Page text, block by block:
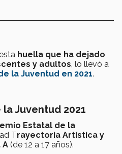
huella que ha dejado
y adultos, lo llevó a
la Juventud en 2021.
Juventud 2021
Estatal de la
Trayectoria Artística y
A (de 12 a 17 años).